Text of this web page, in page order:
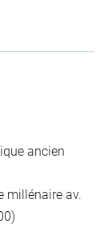
ancien
millénaire av.